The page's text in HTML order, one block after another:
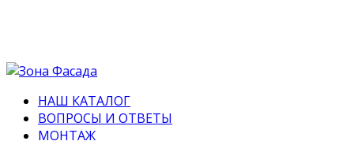
НАШ КАТАЛОГ
ВОПРОСЫ И ОТВЕТЫ
МОНТАЖ